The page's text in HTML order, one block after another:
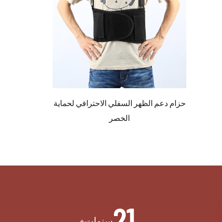
حزام دعم الظهر السفلي الاحترافي لحماية
الخصر